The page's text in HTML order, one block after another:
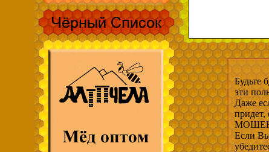
Будьте
эти
Даже
Если Вы